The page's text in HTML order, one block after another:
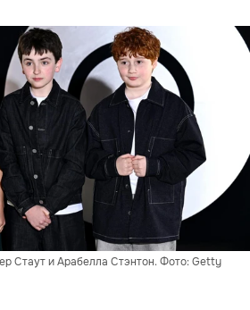
Стаут и Арабелла Стэнтон. Фото: Getty